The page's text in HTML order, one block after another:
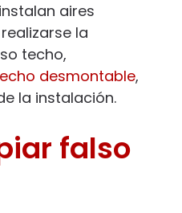
aires
la
techo,
desmontable,
la instalación.
falso